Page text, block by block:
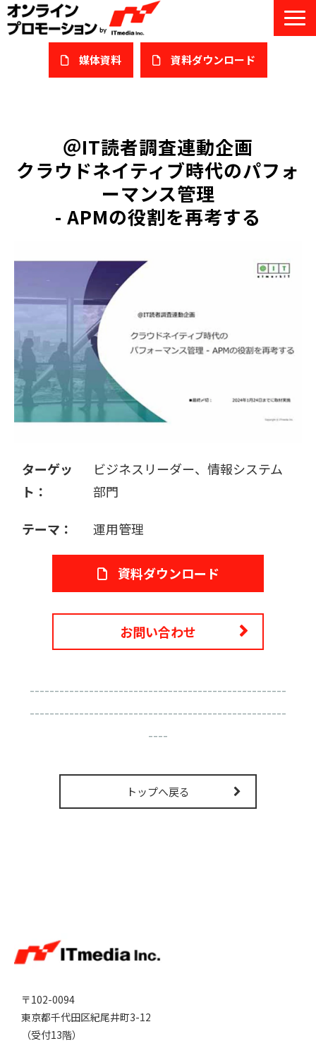
媒体資料 ​資料ダウンロード
私たちについて
サービスガイド/お役立ち資料
課題/ターゲット別で探す
導入事例
セミナー情報/ブログ
販売パートナー募集
＠IT読者調査連動企画
クラウドネイティブ時代のパフォ
ーマンス管理
- APMの役割を再考する
ターゲッ
ト：
ビジネスリーダー、情報システム
部門
テーマ： 運用管理
資料ダウンロード
お問い合わせ
----------------------------------------------------
----------------------------------------------------
----
トップへ戻る
〒102-0094
東京都千代田区紀尾井町3-12
（受付13階）